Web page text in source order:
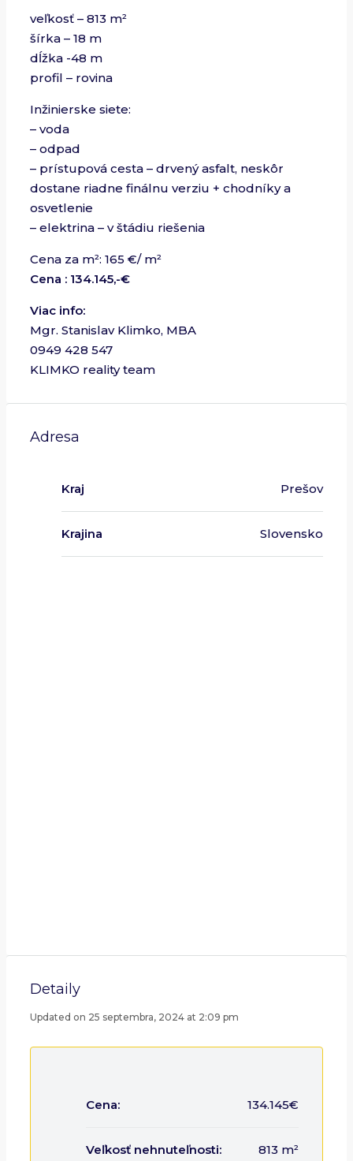
veľkosť – 813 m²
šírka – 18 m
dĺžka -48 m
profil – rovina
Inžinierske siete:
– voda
– odpad
– prístupová cesta – drvený asfalt, neskôr
dostane riadne finálnu verziu + chodníky a
osvetlenie
– elektrina – v štádiu riešenia
Cena za m²: 165 €/ m²
Cena : 134.145,-€
Viac info:
Mgr. Stanislav Klimko, MBA
0949 428 547
KLIMKO reality team
Adresa
Kraj Prešov
Krajina Slovensko
Detaily
Updated on 25 septembra, 2024 at 2:09 pm
Cena: 134.145€
Veľkosť nehnuteľnosti: 813 m²